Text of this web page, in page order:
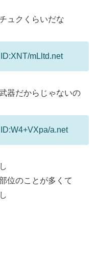
ュクくらいだな
mLltd.net
器だからじゃないの
a.net
位のことが多くて